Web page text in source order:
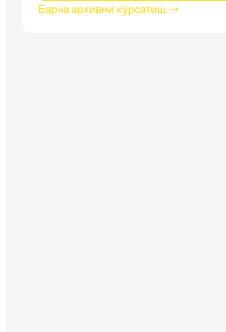
Барча архивни кўрсатиш →